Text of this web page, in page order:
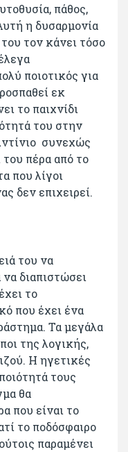
πάθος,
η δυσαρμονία
τον κάνει τόσο
ποιοτικός για
εκ
το παιχνίδι
του στην
συνεχώς
του πέρα από το
που λίγοι
δεν επιχειρεί.
του να
να διαπιστώσει
το
που έχει ένα
Τα μεγάλα
της λογικής,
Η ηγετικές
τους
θα
που είναι το
το ποδόσφαιρο
παραμένει